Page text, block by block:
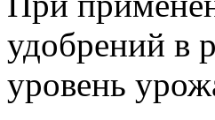
удобрений в
уровень